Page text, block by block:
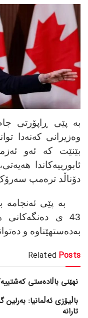
بە پێی ڕاپۆرتی
وەزیرانی کەنەدا
بێنێت کە ئەو
ئابورییەکاندا
دۆناڵد ترەمپ
بە پێی ئەنجامە
43 ی
بەدەستهێناوە و
Related Posts
نهێنی باڵادەستی
باڵیۆزی ئەڵمانیا:
تارانە